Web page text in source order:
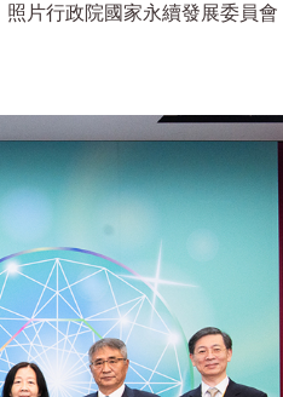
片行政院國家永續發展委員會